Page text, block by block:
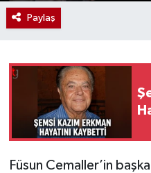
Paylaş
Füsun Cemaller’in